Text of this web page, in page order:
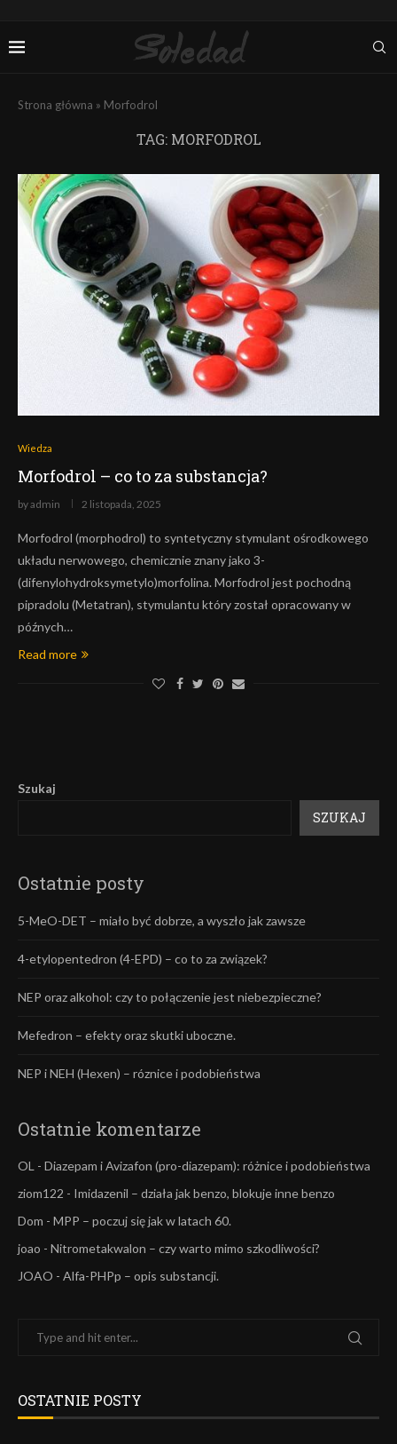
Strona główna » Morfodrol
TAG: MORFODROL
Wiedza
Morfodrol – co to za substancja?
byadmin 2 listopada, 2025
Morfodrol (morphodrol) to syntetyczny stymulant ośrodkowego
układu nerwowego, chemicznie znany jako 3-
(difenylohydroksymetylo)morfolina. Morfodrol jest pochodną
pipradolu (Metatran), stymulantu który został opracowany w
późnych…
Read more
Szukaj
SZUKAJ
Ostatnie posty
5-MeO-DET – miało być dobrze, a wyszło jak zawsze
4-etylopentedron (4-EPD) – co to za związek?
NEP oraz alkohol: czy to połączenie jest niebezpieczne?
Mefedron – efekty oraz skutki uboczne.
NEP i NEH (Hexen) – róznice i podobieństwa
Ostatnie komentarze
OL - Diazepam i Avizafon (pro-diazepam): różnice i podobieństwa
ziom122 - Imidazenil – działa jak benzo, blokuje inne benzo
Dom - MPP – poczuj się jak w latach 60.
joao - Nitrometakwalon – czy warto mimo szkodliwości?
JOAO - Alfa-PHPp – opis substancji.
OSTATNIE POSTY